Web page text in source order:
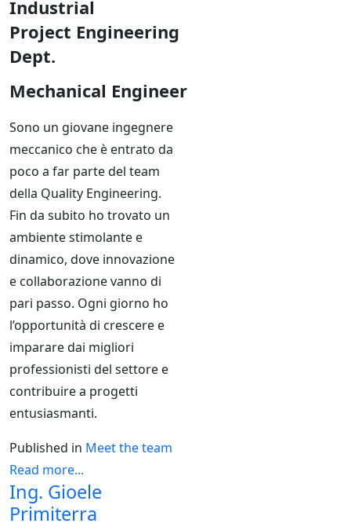
Industrial
Project Engineering
Dept.
Mechanical Engineer
Sono un giovane ingegnere
meccanico che è entrato da
poco a far parte del team
della Quality Engineering.
Fin da subito ho trovato un
ambiente stimolante e
dinamico, dove innovazione
e collaborazione vanno di
pari passo. Ogni giorno ho
l’opportunità di crescere e
imparare dai migliori
professionisti del settore e
contribuire a progetti
entusiasmanti.
Published in Meet the team
Read more...
Ing. Gioele
Primiterra